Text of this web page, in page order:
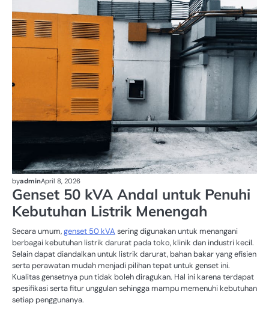
byadminApril 8, 2026
Genset 50 kVA Andal untuk Penuhi
Kebutuhan Listrik Menengah
Secara umum,genset 50 kVA sering digunakan untuk menangani
berbagai kebutuhan listrik darurat pada toko, klinik dan industri kecil.
Selain dapat diandalkan untuk listrik darurat, bahan bakar yang efisien
serta perawatan mudah menjadi pilihan tepat untuk genset ini.
Kualitas gensetnya pun tidak boleh diragukan. Hal ini karena terdapat
spesifikasi serta fitur unggulan sehingga mampu memenuhi kebutuhan
setiap penggunanya.